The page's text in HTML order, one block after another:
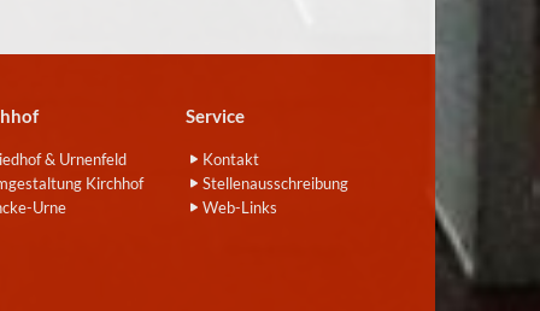
& Urnenfeld
Kirchhof
Urne
Service
Kontakt
Stellenausschreibung
Web-Links